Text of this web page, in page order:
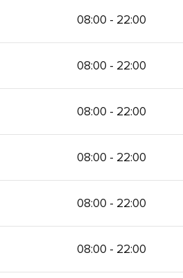
08:00 - 22:00
08:00 - 22:00
08:00 - 22:00
08:00 - 22:00
08:00 - 22:00
08:00 - 22:00